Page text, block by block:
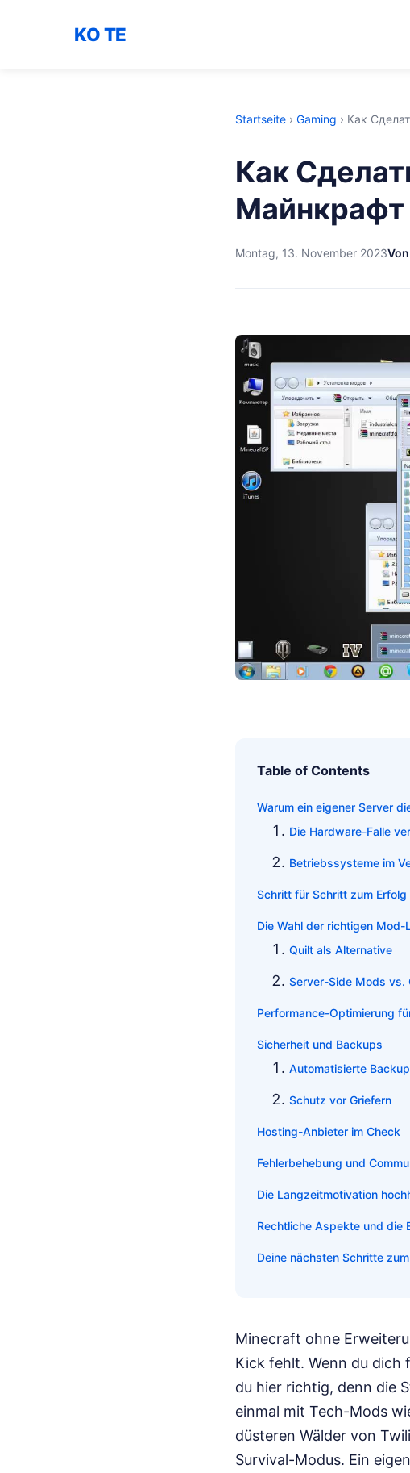
KO TE
Startseite › Gaming › Как
Как
Майнкрафт
Montag, 13. November 2023
Table of Contents
Warum ein eigener Server
Die Hardware-Falle
Betriebssysteme im
Schritt für Schritt zum
Die Wahl der richtigen Mod-
Quilt als Alternative
Server-Side Mods vs.
Performance-Optimierung
Sicherheit und Backups
Automatisierte
Schutz vor Griefern
Hosting-Anbieter im Check
Fehlerbehebung und
Die Langzeitmotivation
Rechtliche Aspekte und die
Deine nächsten Schritte
Minecraft ohne
Kick fehlt. Wenn du
du hier richtig, denn die
einmal mit Tech-Mods
düsteren Wälder von
Survival-Modus. Ein